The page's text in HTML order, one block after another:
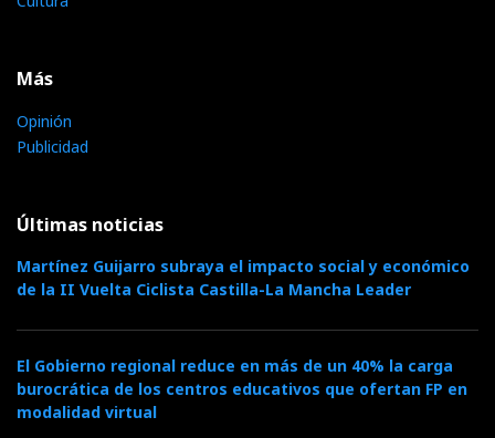
Más
Opinión
Publicidad
Últimas noticias
Martínez Guijarro subraya el impacto social y económico
de la II Vuelta Ciclista Castilla-La Mancha Leader
El Gobierno regional reduce en más de un 40% la carga
burocrática de los centros educativos que ofertan FP en
modalidad virtual